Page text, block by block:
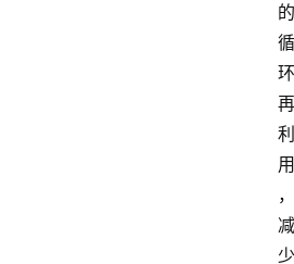
的
循
环
再
利
用
，
减
少